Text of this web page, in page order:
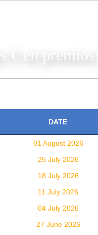
€ en
DATE
01 August 2026
25 July 2026
18 July 2026
11 July 2026
04 July 2026
27 June 2026